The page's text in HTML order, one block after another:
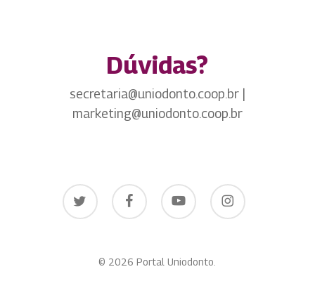
Dúvidas?
secretaria@uniodonto.coop.br |
marketing@uniodonto.coop.br
twitter facebook youtube instagram
© 2026 Portal Uniodonto.